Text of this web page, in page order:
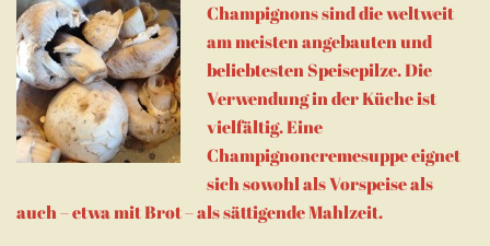
Champignons sind die weltweit
am meisten angebauten und
beliebtesten Speisepilze. Die
Verwendung in der Küche ist
vielfältig. Eine
Champignoncremesuppe eignet
sich sowohl als Vorspeise als
auch – etwa mit Brot – als sättigende Mahlzeit.